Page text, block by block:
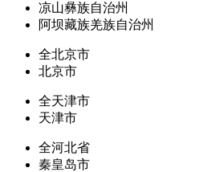
凉山彝族自治州
阿坝藏族羌族自治州
全北京市
北京市
全天津市
天津市
全河北省
秦皇岛市